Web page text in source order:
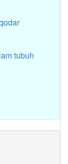
tubuh